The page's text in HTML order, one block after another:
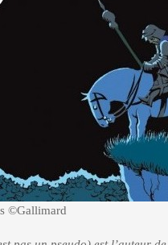
©Gallimard